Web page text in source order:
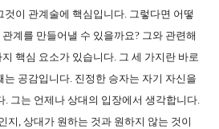
것이 관계술에 핵심입니다. 그렇다면 어떻
계를 만들어낼 수 있을까요? 그와 관련해
핵심 요소가 있습니다. 그 세 가지란 바로
는 공감입니다. 진정한 승자는 자기 자신을
. 그는 언제나 상대의 입장에서 생각합니다.
지, 상대가 원하는 것과 원하지 않는 것이